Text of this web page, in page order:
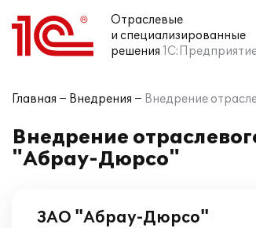
Отраслевые
и специализированные
решения
Главная Внедрения Внедрение
Внедрение
"Абрау-Дюрсо"
ЗАО "Абрау-Дюрсо"